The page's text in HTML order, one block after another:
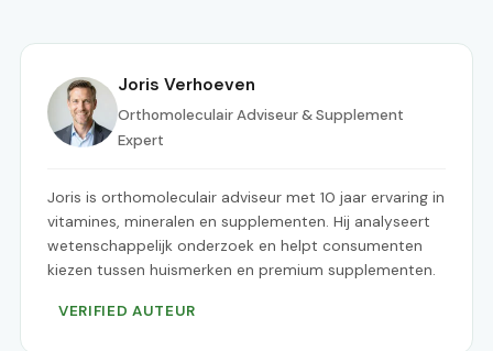
Joris Verhoeven
Orthomoleculair Adviseur & Supplement
Expert
Joris is orthomoleculair adviseur met 10 jaar ervaring in
vitamines, mineralen en supplementen. Hij analyseert
wetenschappelijk onderzoek en helpt consumenten
kiezen tussen huismerken en premium supplementen.
VERIFIED AUTEUR